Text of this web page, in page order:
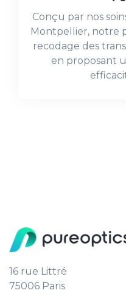
Conçu par nos
Montpellier, notre
recodage des
en proposant
16 rue Littré
75006 Paris